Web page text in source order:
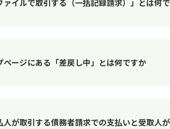
ァイルで取引する（一括記録請求）」とは何
ページにある「差戻し中」とは何ですか
人が取引する債務者請求での支払いと受取人